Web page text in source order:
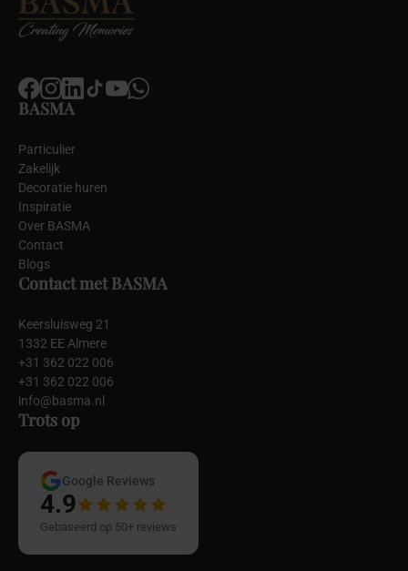
BASMA
Particulier
Zakelijk
Decoratie huren
Inspiratie
Over BASMA
Contact
Blogs
Contact met BASMA
Keersluisweg 21
1332 EE Almere
+31 362 022 006
+31 362 022 006
info@basma.nl
Trots op
Google Reviews
4.9
Gebaseerd op 50+ reviews